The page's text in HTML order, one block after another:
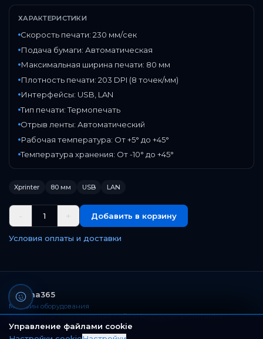
ХАРАКТЕРИСТИКИ
Скорость печати: 230 мм/сек
Подача бумаги: Автоматическая
Максимальная ширина печати: 80 мм
Плотность печати: 203 DPI (8 точек/мм)
Интерфейсы: USB, LAN
Тип печати: Термопечать
Отрыв ленты: Автоматический
Рабочая температура: От +5° до +45°
Температура хранения: От -10° до +45°
Xprinter 80 мм USB LAN
- 1 + Добавить в корзину
Условия оплаты и доставки
Paloma365
Магазин оборудования
КаталогДоставкаГлавная сайтаПоддержкаКонтакты
Управление файлами cookie